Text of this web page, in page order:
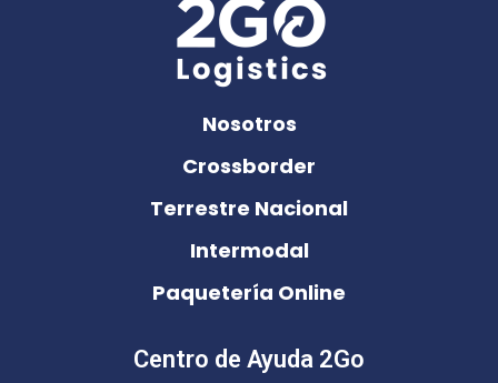
Nosotros
Crossborder
Terrestre Nacional
Intermodal
Paquetería Online
Centro de Ayuda 2Go